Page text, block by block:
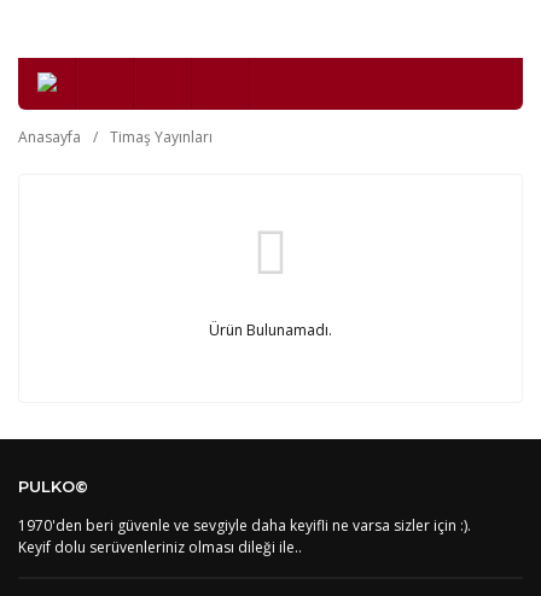
Anasayfa Timaş Yayınları
Ürün Bulunamadı.
PULKO©
1970'den beri güvenle ve sevgiyle daha keyifli ne varsa sizler için :).
Keyif dolu serüvenleriniz olması dileği ile..